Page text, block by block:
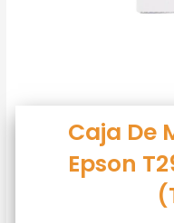
Caja De
Epson